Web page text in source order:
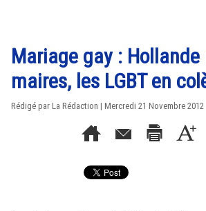
Mariage gay : Hollande
maires, les LGBT en
Rédigé par La Rédaction | Mercredi 21 Novembre 2012